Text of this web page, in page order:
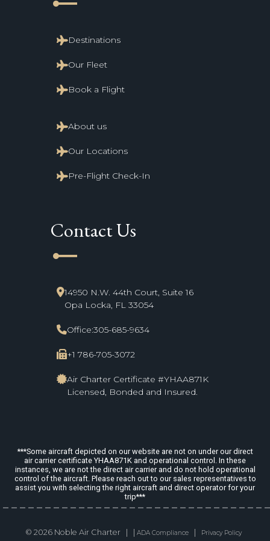
Destinations
Our Fleet
Book a Flight
About us
Our Locations
Pre-Flight Check-In
Contact Us
line_start
14950 N.W. 44th Court, Suite 16
Opa Locka, FL 33054
Office:305-685-9634
+1 786-705-3072
Air Charter Certificate #YHAA871K
Licensed, Bonded and Insured.
***Some aircraft depicted on our website are not on under our direct
air carrier certificate YHAA871K and operational control. In these
instances, we are not the direct air carrier and do not hold operational
control of the aircraft. Please reach out to our sales representatives to
assist you with selecting the right aircraft and direct operator for your
trip***
© 2026 Noble Air Charter | | ADA Compliance| Privacy Policy